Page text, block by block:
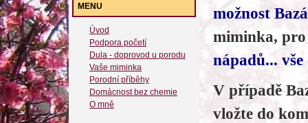
MENU
Úvod
Podpora početí
Dula - doprovod u porodu
Vaše miminka
Porodní příběhy
Domácnost bez chemie
O mně
možnost
miminka,
nápadů...
V případě
vložte do